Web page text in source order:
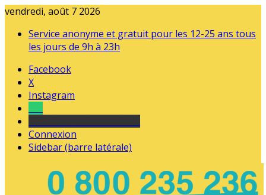
vendredi, août 7 2026
Service anonyme et gratuit pour les 12-25 ans tous
les jours de 9h à 23h
Facebook
X
Instagram
Connexion
Sidebar (barre latérale)